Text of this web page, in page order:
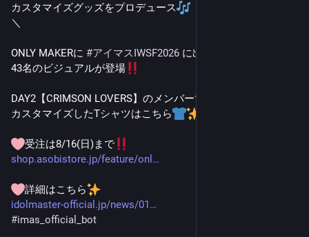
カスタマイズグッズをプロデュース
＼
ONLY MAKERに #アイマスIWSF2026 に出演した
43名のビジュアルが登場
DAY2【CRIMSON LOVERS】のメンバーで
カスタマイズしたTシャツはこちら
受注は8/16(日)まで
shop.asobistore.jp/feature/onl
詳細はこちら
idolmaster-official.jp/news/01
#imas_official_bot